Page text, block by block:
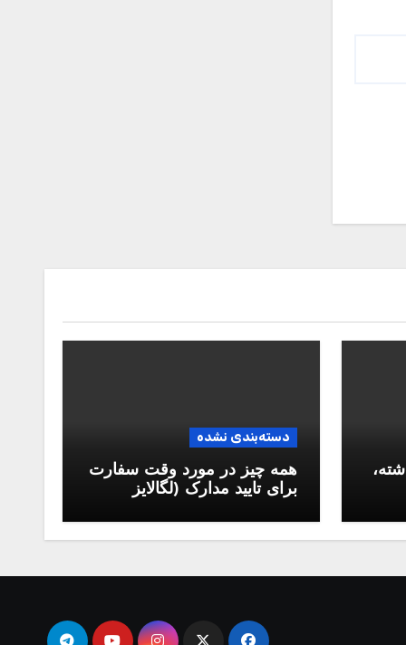
دسته‌بندی نشده
همه چیز در مورد وقت سفارت
برای تایید مدارک (لگالایز